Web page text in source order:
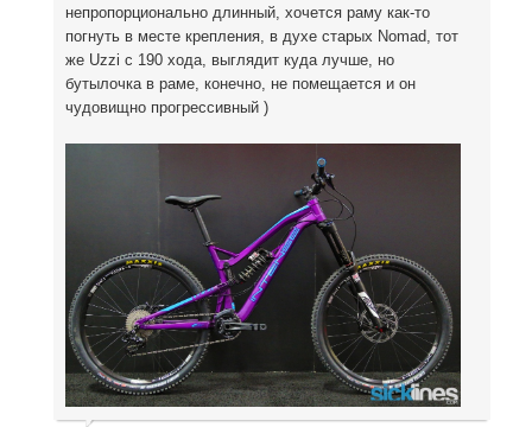
непропорционально длинный, хочется раму как-то
погнуть в месте крепления, в духе старых Nomad, тот
же Uzzi с 190 хода, выглядит куда лучше, но
бутылочка в раме, конечно, не помещается и он
чудовищно прогрессивный )